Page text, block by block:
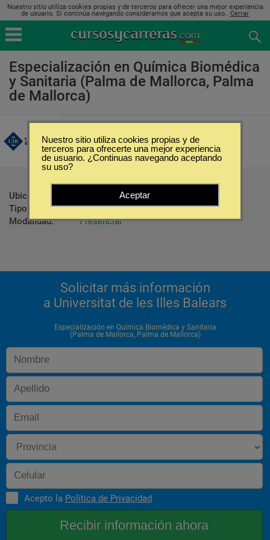
Nuestro sitio utiliza cookies propias y de terceros para ofrecer una mejor experiencia
de usuario. Si continúa navegando consideramos que acepta su uso.. Cerrar
Especialización en Química Biomédica
y Sanitaria (Palma de Mallorca, Palma
de Mallorca)
Universitat de les Illes Balears
Ubicación:
Palma de Mallorca - Palma de Mallorca
Tipo:
Postgrados
Modalidad:
Presencial
Solicitar más información
a Universitat de les Illes Balears
Especialización en Química Biomédica y Sanitaria
(Palma de Mallorca, Palma de Mallorca)
Acepto la Política de Privacidad
Nuestro sitio utiliza cookies propias y de
terceros para ofrecerte una mejor experiencia
de usuario. ¿Continuas navegando aceptando
su uso?
Aceptar